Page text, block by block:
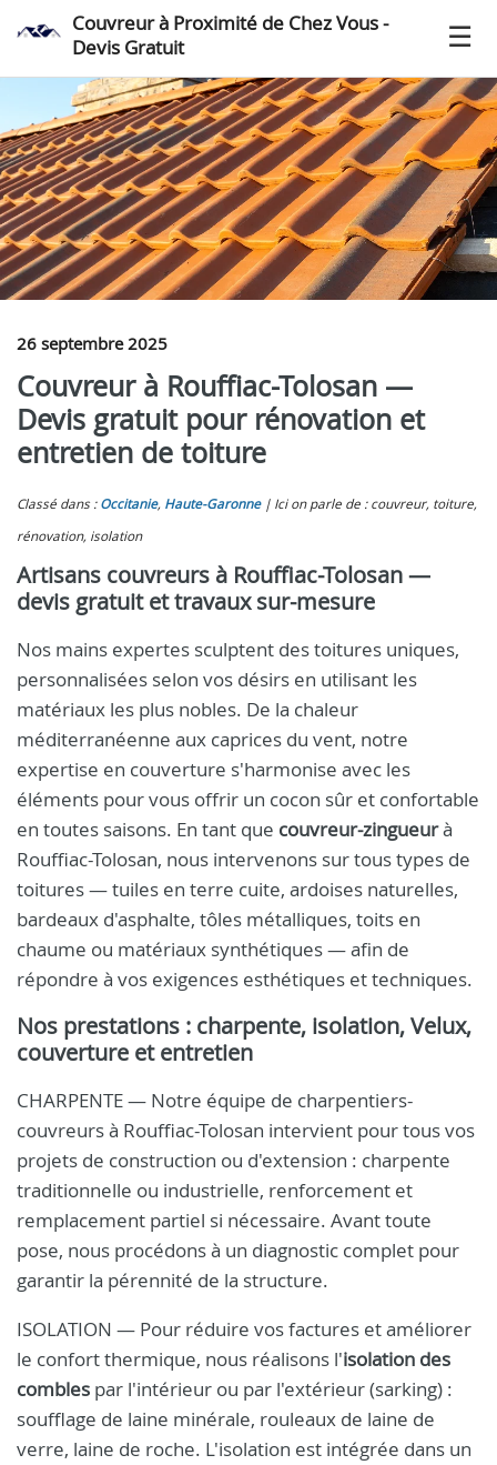
Couvreur à Proximité de Chez Vous -
Devis Gratuit
26 septembre 2025
Couvreur à Rouffiac-Tolosan —
Devis gratuit pour rénovation et
entretien de toiture
Classé dans : Occitanie, Haute-Garonne
Ici on parle de : couvreur, toiture,
rénovation, isolation
Artisans couvreurs à Rouffiac-Tolosan —
devis gratuit et travaux sur-mesure
Nos mains expertes sculptent des toitures uniques,
personnalisées selon vos désirs en utilisant les
matériaux les plus nobles. De la chaleur
méditerranéenne aux caprices du vent, notre
expertise en couverture s'harmonise avec les
éléments pour vous offrir un cocon sûr et confortable
en toutes saisons. En tant que couvreur-zingueurà
Rouffiac-Tolosan, nous intervenons sur tous types de
toitures — tuiles en terre cuite, ardoises naturelles,
bardeaux d'asphalte, tôles métalliques, toits en
chaume ou matériaux synthétiques — afin de
répondre à vos exigences esthétiques et techniques.
Nos prestations : charpente, isolation, Velux,
couverture et entretien
CHARPENTE — Notre équipe de charpentiers-
couvreurs à Rouffiac-Tolosan intervient pour tous vos
projets de construction ou d'extension : charpente
traditionnelle ou industrielle, renforcement et
remplacement partiel si nécessaire. Avant toute
pose, nous procédons à un diagnostic complet pour
garantir la pérennité de la structure.
ISOLATION — Pour réduire vos factures et améliorer
le confort thermique, nous réalisons l'isolation des
combles par l'intérieur ou par l'extérieur (sarking) :
soufflage de laine minérale, rouleaux de laine de
verre, laine de roche. L'isolation est intégrée dans un